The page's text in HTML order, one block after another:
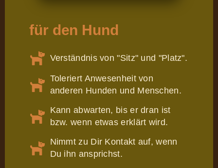
für den Hund
Verständnis von "Sitz" und "Platz".
Toleriert Anwesenheit von
anderen Hunden und Menschen.
Kann abwarten, bis er dran ist
bzw. wenn etwas erklärt wird.
Nimmt zu Dir Kontakt auf, wenn
Du ihn ansprichst.